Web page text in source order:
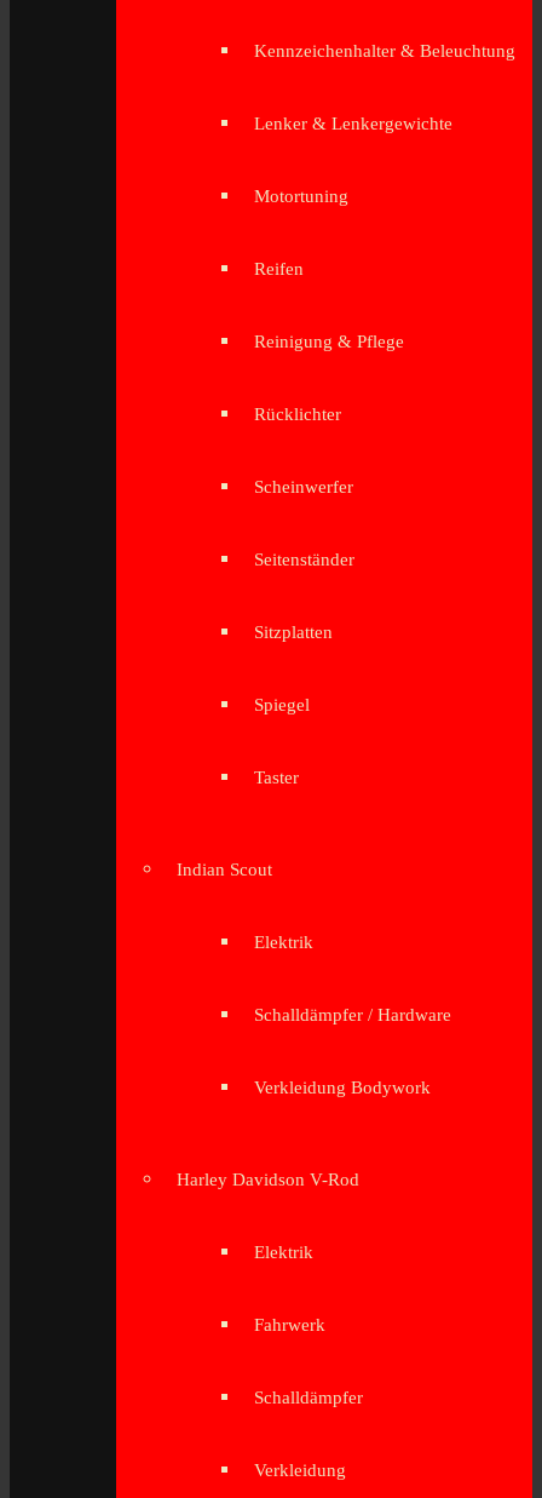
Kennzeichenhalter & Beleuchtung
Lenker & Lenkergewichte
Motortuning
Reifen
Reinigung & Pflege
Rücklichter
Scheinwerfer
Seitenständer
Sitzplatten
Spiegel
Taster
Indian Scout
Elektrik
Schalldämpfer / Hardware
Verkleidung Bodywork
Harley Davidson V-Rod
Elektrik
Fahrwerk
Schalldämpfer
Verkleidung